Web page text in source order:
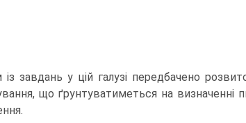
завдань у цій галузі передбачено
що ґрунтуватиметься на